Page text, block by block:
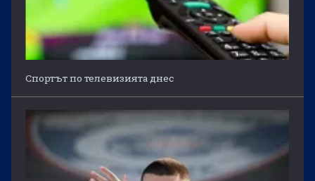
Спортът по телевизията днес